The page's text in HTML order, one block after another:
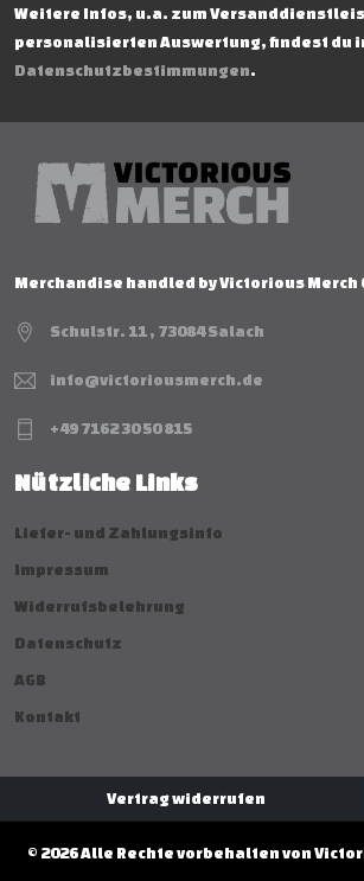
Weitere Infos, u.a. zum
personalisierten Auswertung, findest du
Datenschutzbestimmungen.
Merchandise handled by Victorious Merch
Schulstr. 11 , 73084 Salach
info@victoriousmerch.de
+49 7162 30 50 815
Nützliche Links
Liefer- und Zahlungsinfo
Impressum
Widerrufsbelehrung
Datenschutz
AGB
Kontakt
Vertrag widerrufen
© 2026 Alle Rechte vorbehalten von